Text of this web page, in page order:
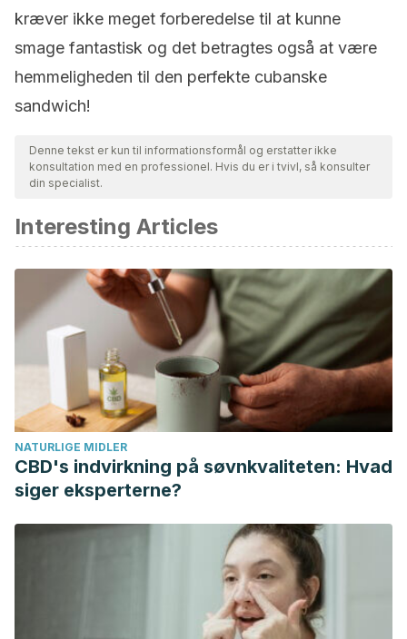
kræver ikke meget forberedelse til at kunne
smage fantastisk og det betragtes også at være
hemmeligheden til den perfekte cubanske
sandwich!
Denne tekst er kun til informationsformål og erstatter ikke
konsultation med en professionel. Hvis du er i tvivl, så konsulter
din specialist.
Interesting Articles
NATURLIGE MIDLER
CBD's indvirkning på søvnkvaliteten: Hvad
siger eksperterne?